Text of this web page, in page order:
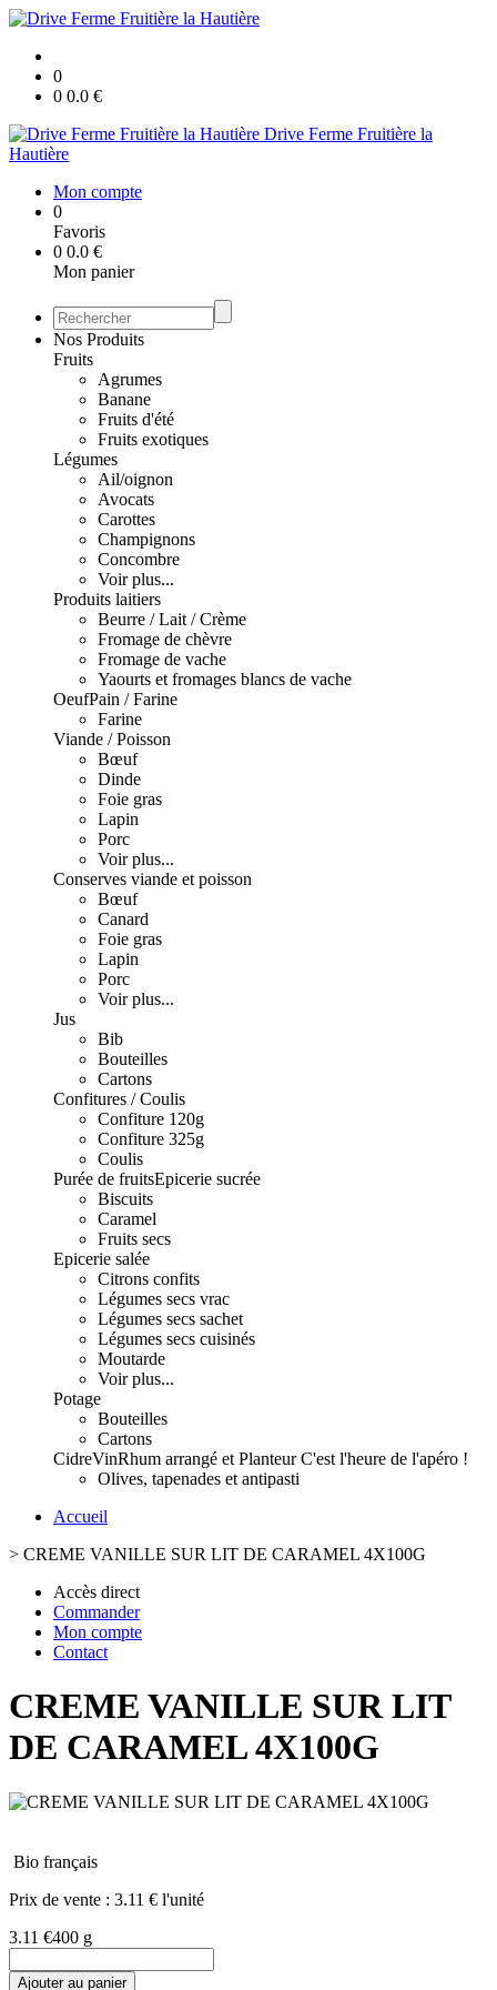
0
0 0.0 €
Drive Ferme Fruitière la
Hautière
Mon compte
0
Favoris
0 0.0 €
Mon panier
Nos Produits
Fruits
Agrumes
Banane
Fruits d'été
Fruits exotiques
Légumes
Ail/oignon
Avocats
Carottes
Champignons
Concombre
Voir plus...
Produits laitiers
Beurre / Lait / Crème
Fromage de chèvre
Fromage de vache
Yaourts et fromages blancs de vache
OeufPain / Farine
Farine
Viande / Poisson
Bœuf
Dinde
Foie gras
Lapin
Porc
Voir plus...
Conserves viande et poisson
Bœuf
Canard
Foie gras
Lapin
Porc
Voir plus...
Jus
Bib
Bouteilles
Cartons
Confitures / Coulis
Confiture 120g
Confiture 325g
Coulis
Purée de fruitsEpicerie sucrée
Biscuits
Caramel
Fruits secs
Epicerie salée
Citrons confits
Légumes secs vrac
Légumes secs sachet
Légumes secs cuisinés
Moutarde
Voir plus...
Potage
Bouteilles
Cartons
CidreVinRhum arrangé et PlanteurC'est l'heure de l'apéro !
Olives, tapenades et antipasti
Accueil
> CREME VANILLE SUR LIT DE CARAMEL 4X100G
Accès direct
Commander
Mon compte
Contact
CREME VANILLE SUR LIT
DE CARAMEL 4X100G
Bio français
Prix de vente : 3.11 € l'unité
3.11 €400 g
Ajouter au panier